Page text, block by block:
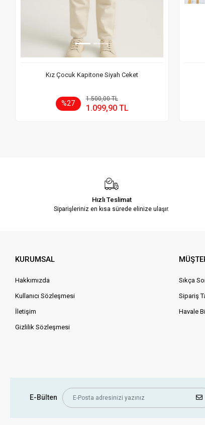
Kız Çocuk Kapitone Siyah Ceket
%27
1.500,00 TL
1.099,90 TL
Sepete Ekle
Hızlı Teslimat
Siparişleriniz en kısa sürede elinize ulaşır.
KURUMSAL
Hakkımızda
Kullanıcı Sözleşmesi
İletişim
Gizlilik Sözleşmesi
Sıkça
Sipariş
Havale
E-Bülten